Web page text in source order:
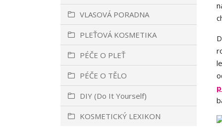
VLASOVÁ PORADNA
PLEŤOVÁ KOSMETIKA
PÉČE O PLEŤ
PÉČE O TĚLO
DIY (Do It Yourself)
KOSMETICKÝ LEXIKON